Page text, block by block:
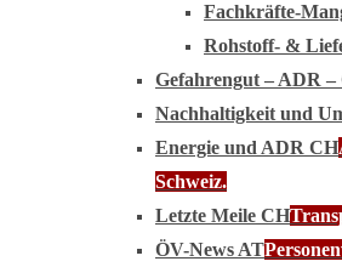
Fachkräfte-
Rohstoff- &
Gefahrengut – ADR –
Nachhaltigkeit und
Energie und ADR CH
Schweiz.
Letzte Meile CH
ÖV-News AT